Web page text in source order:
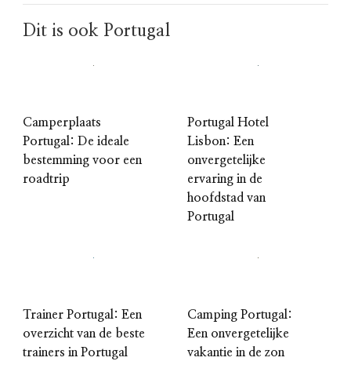
Dit is ook Portugal
Camperplaats
Portugal: De ideale
bestemming voor een
roadtrip
Portugal Hotel
Lisbon: Een
onvergetelijke
ervaring in de
hoofdstad van
Portugal
Trainer Portugal: Een
overzicht van de beste
trainers in Portugal
Camping Portugal:
Een onvergetelijke
vakantie in de zon